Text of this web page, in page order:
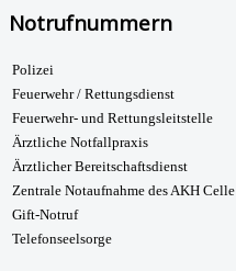
Notrufnummern
Polizei
Feuerwehr / Rettungsdienst
Feuerwehr- und Rettungsleitstelle
Ärztliche Notfallpraxis
Ärztlicher Bereitschaftsdienst
Zentrale Notaufnahme des AKH Celle
Gift-Notruf
Telefonseelsorge